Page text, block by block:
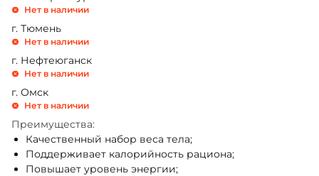
Нет в наличии
г. Тюмень
Нет в наличии
г. Нефтеюганск
Нет в наличии
г. Омск
Нет в наличии
Преимущества:
Качественный набор веса тела;
Поддерживает калорийность рациона;
Повышает уровень энергии;